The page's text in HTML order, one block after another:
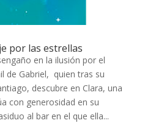
por las estrellas
en la ilusión por el
de Gabriel, quien tras su
descubre en Clara, una
con generosidad en su
al bar en el que ella...